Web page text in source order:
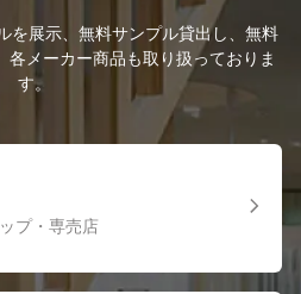
を展示、無料サンプル貸出し、無料
各メーカー商品も取り扱っておりま
す。
プ・専売店